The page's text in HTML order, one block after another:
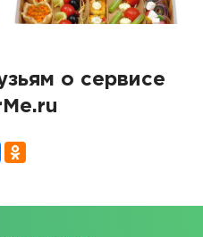
о сервисе